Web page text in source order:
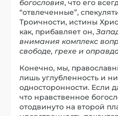
богословия, что его
“отвлеченные”,
Троичности, истины
как, прибавляет он,
внимания комплекс
свободе, грехе и
Конечно, мы,
лишь углубленность и
односторонности. Если
что нравственное
отодвинуто на второй